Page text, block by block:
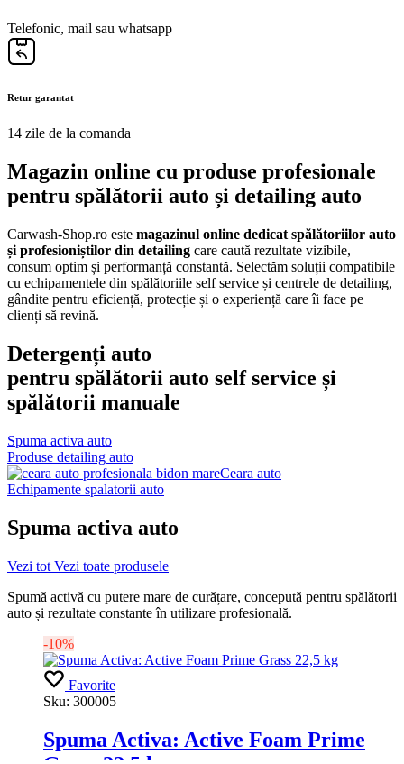
Telefonic, mail sau whatsapp
Retur garantat
14 zile de la comanda
Magazin online cu produse profesionale
pentru spălătorii auto și detailing auto
Carwash-Shop.ro este magazinul online dedicat spălătoriilor auto
și profesioniștilor din detailing care caută rezultate vizibile,
consum optim și performanță constantă. Selectăm soluții compatibile
cu echipamentele din spălătoriile self service și centrele de detailing,
gândite pentru eficiență, protecție și o experiență care îi face pe
clienți să revină.
Detergenți auto
pentru spălătorii auto self service și
spălătorii manuale
Spuma activa auto
Produse detailing auto
Ceara auto
Echipamente spalatorii auto
Spuma activa auto
Vezi tot Vezi toate produsele
Spumă activă cu putere mare de curățare, concepută pentru spălătorii
auto și rezultate constante în utilizare profesională.
-10%
Favorite
Sku: 300005
Spuma Activa: Active Foam Prime